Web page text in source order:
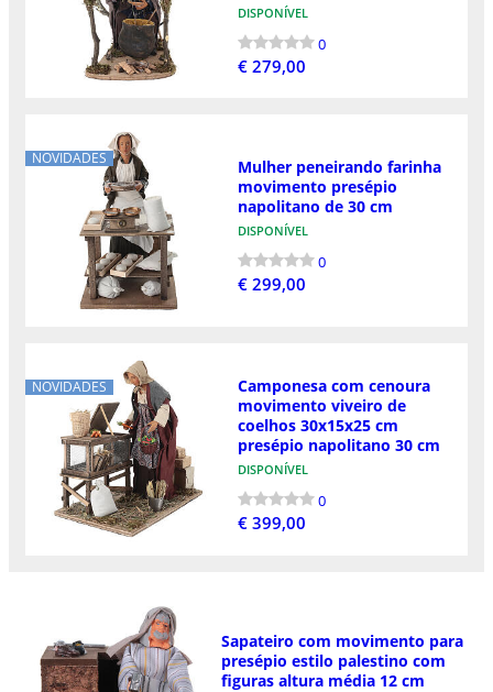
DISPONÍVEL
0
€ 279,00
NOVIDADES
Mulher peneirando farinha
movimento presépio
napolitano de 30 cm
DISPONÍVEL
0
€ 299,00
NOVIDADES
Camponesa com cenoura
movimento viveiro de
coelhos 30x15x25 cm
presépio napolitano 30 cm
DISPONÍVEL
0
€ 399,00
Sapateiro com movimento para
presépio estilo palestino com
figuras altura média 12 cm